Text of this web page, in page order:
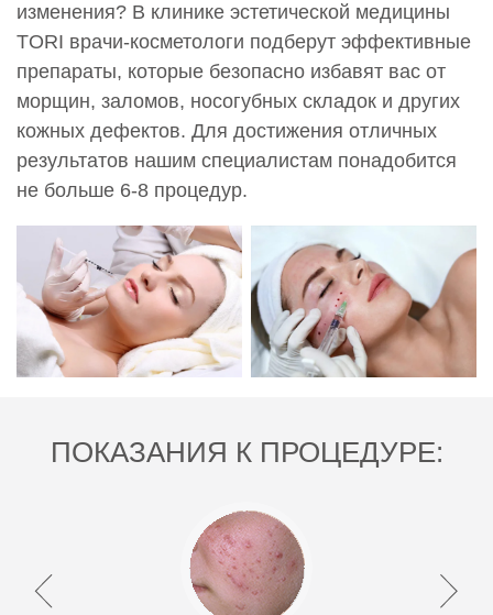
изменения? В клинике эстетической медицины
TORI врачи-косметологи подберут эффективные
препараты, которые безопасно избавят вас от
морщин, заломов, носогубных складок и других
кожных дефектов. Для достижения отличных
результатов нашим специалистам понадобится
не больше 6-8 процедур.
ПОКАЗАНИЯ К ПРОЦЕДУРЕ: